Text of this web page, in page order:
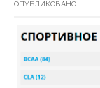
ОПУБЛИКОВАНО